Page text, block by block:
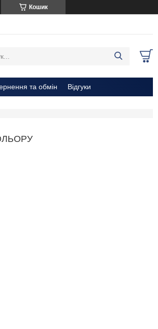
Кошик
та обмін Відгуки